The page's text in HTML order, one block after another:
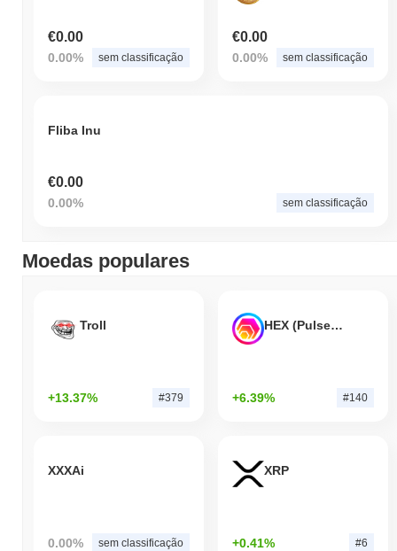
€0.00
0.00% sem classificação
€0.00
0.00% sem classificação
Fliba Inu
€0.00
0.00% sem classificação
Moedas populares
Troll
+13.37% #379
HEX (Pulsechain)
+6.39% #140
XXXAi
0.00% sem classificação
XRP
+0.41% #6